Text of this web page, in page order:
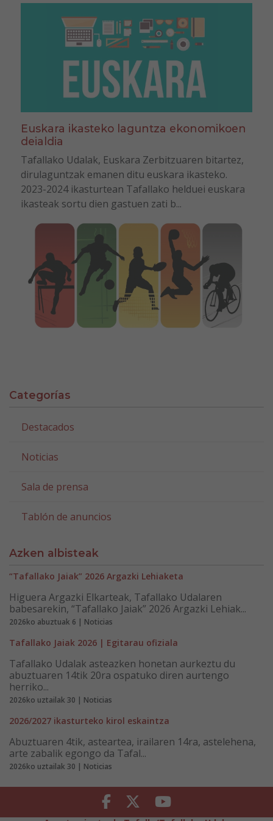
Euskara ikasteko laguntza ekonomikoen
deialdia
Tafallako Udalak, Euskara Zerbitzuaren bitartez,
dirulaguntzak emanen ditu euskara ikasteko.
2023-2024 ikasturtean Tafallako helduei euskara
ikasteak sortu dien gastuen zati b...
Categorías
Destacados
Noticias
Sala de prensa
Tablón de anuncios
Azken albisteak
“Tafallako Jaiak” 2026 Argazki Lehiaketa
Higuera Argazki Elkarteak, Tafallako Udalaren
babesarekin, “Tafallako Jaiak” 2026 Argazki Lehiak...
2026ko abuztuak 6 | Noticias
Tafallako Jaiak 2026 | Egitarau ofiziala
Tafallako Udalak asteazken honetan aurkeztu du
abuztuaren 14tik 20ra ospatuko diren aurtengo
herriko...
2026ko uztailak 30 | Noticias
2026/2027 ikasturteko kirol eskaintza
Abuztuaren 4tik, asteartea, irailaren 14ra, astelehena,
arte zabalik egongo da Tafal...
2026ko uztailak 30 | Noticias
Facebook Twitter Youtube